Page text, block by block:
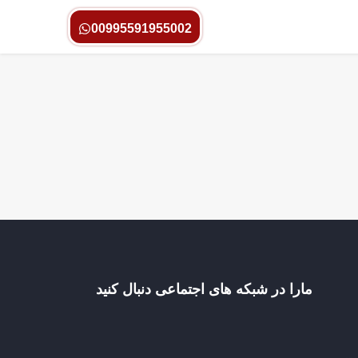
00995591955002
مارا در شبکه های اجتماعی دنبال کنید